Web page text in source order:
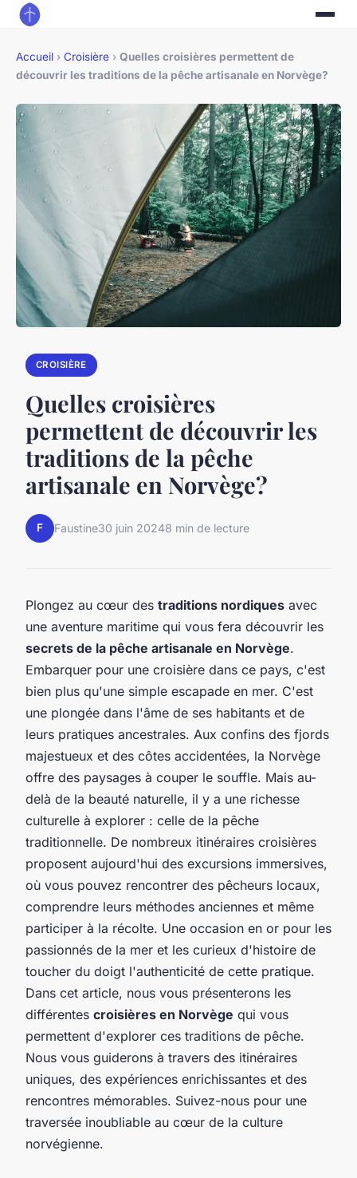
Accueil › Croisière › Quelles croisières permettent de
découvrir les traditions de la pêche artisanale en Norvège?
CROISIÈRE
Quelles croisières
permettent de découvrir les
traditions de la pêche
artisanale en Norvège?
F Faustine30 juin 20248 min de lecture
Plongez au cœur des traditions nordiques avec
une aventure maritime qui vous fera découvrir les
secrets de la pêche artisanale en Norvège.
Embarquer pour une croisière dans ce pays, c'est
bien plus qu'une simple escapade en mer. C'est
une plongée dans l'âme de ses habitants et de
leurs pratiques ancestrales. Aux confins des fjords
majestueux et des côtes accidentées, la Norvège
offre des paysages à couper le souffle. Mais au-
delà de la beauté naturelle, il y a une richesse
culturelle à explorer : celle de la pêche
traditionnelle. De nombreux itinéraires croisières
proposent aujourd'hui des excursions immersives,
où vous pouvez rencontrer des pêcheurs locaux,
comprendre leurs méthodes anciennes et même
participer à la récolte. Une occasion en or pour les
passionnés de la mer et les curieux d'histoire de
toucher du doigt l'authenticité de cette pratique.
Dans cet article, nous vous présenterons les
différentes croisières en Norvège qui vous
permettent d'explorer ces traditions de pêche.
Nous vous guiderons à travers des itinéraires
uniques, des expériences enrichissantes et des
rencontres mémorables. Suivez-nous pour une
traversée inoubliable au cœur de la culture
norvégienne.